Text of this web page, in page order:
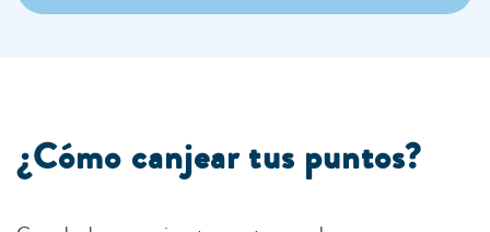
¿Cómo canjear tus puntos?